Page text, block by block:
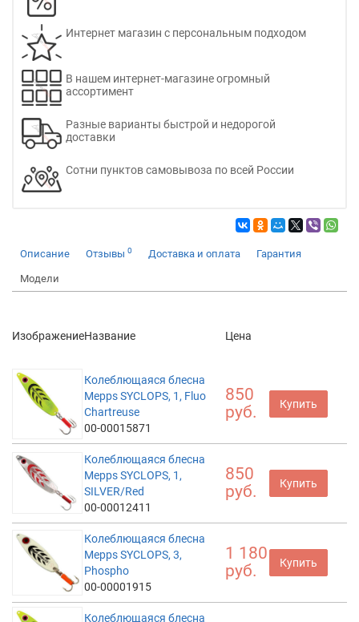
Интернет магазин с персональным подходом
В нашем интернет-магазине огромный
ассортимент
Разные варианты быстрой и недорогой
доставки
Сотни пунктов самовывоза по всей России
Описание Отзывы 0 Доставка и оплата Гарантия
Модели
ИзображениеНазвание Цена
Колеблющаяся блесна
Mepps SYCLOPS, 1, Fluo
Chartreuse
00-00015871
850
руб.
Купить
Колеблющаяся блесна
Mepps SYCLOPS, 1,
SILVER/Red
00-00012411
850
руб.
Купить
Колеблющаяся блесна
Mepps SYCLOPS, 3,
Phospho
00-00001915
1 180
руб.
Купить
Колеблющаяся блесна